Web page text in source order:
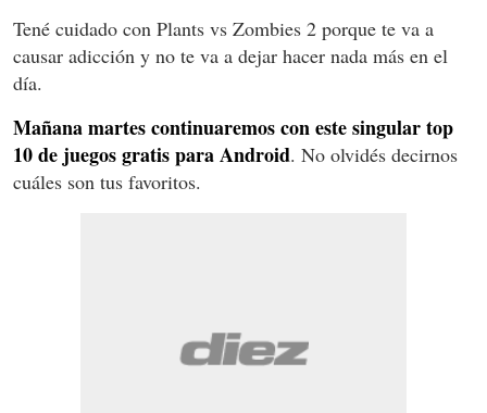
Tené cuidado con Plants vs Zombies 2 porque te va a
causar adicción y no te va a dejar hacer nada más en el
día.
Mañana martes continuaremos con este singular top
10 de juegos gratis para Android. No olvidés decirnos
cuáles son tus favoritos.